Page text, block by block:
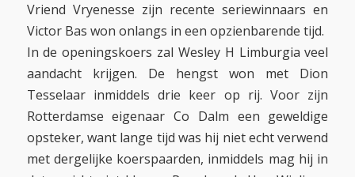
Vriend Vryenesse zijn recente seriewinnaars en
Victor Bas won onlangs in een opzienbarende tijd.
In de openingskoers zal Wesley H Limburgia veel
aandacht krijgen. De hengst won met Dion
Tesselaar inmiddels drie keer op rij. Voor zijn
Rotterdamse eigenaar Co Dalm een geweldige
opsteker, want lange tijd was hij niet echt verwend
met dergelijke koerspaarden, inmiddels mag hij in